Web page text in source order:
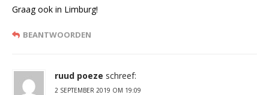
Graag ook in Limburg!
BEANTWOORDEN
ruud poeze schreef:
2 SEPTEMBER 2019 OM 19:09